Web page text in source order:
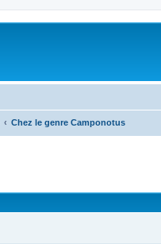
Chez le genre Camponotus